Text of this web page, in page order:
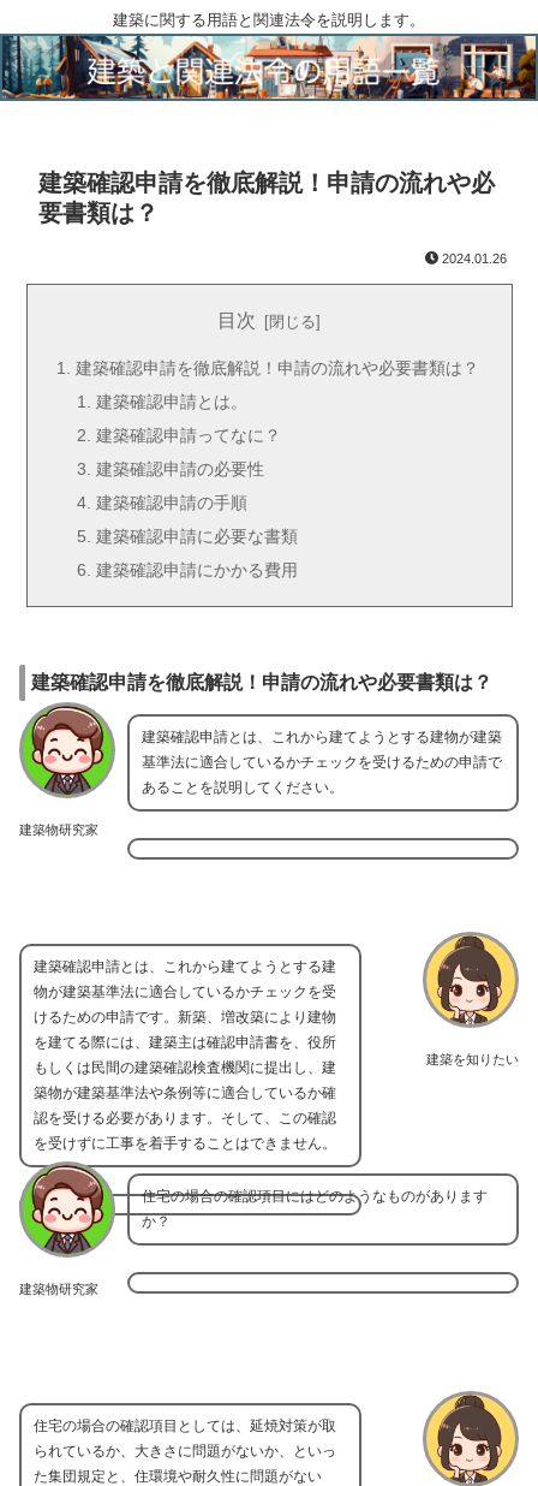
建築に関する用語と関連法令を説明します。
建築確認申請を徹底解説！申請の流れや必
要書類は？
2024.01.26
目次
建築確認申請を徹底解説！申請の流れや必要書類は？
建築確認申請とは。
建築確認申請ってなに？
建築確認申請の必要性
建築確認申請の手順
建築確認申請に必要な書類
建築確認申請にかかる費用
建築確認申請を徹底解説！申請の流れや必要書類は？
建築物研究家
建築確認申請とは、これから建てようとする建物が建築
基準法に適合しているかチェックを受けるための申請で
あることを説明してください。
建築を知りたい
建築確認申請とは、これから建てようとする建
物が建築基準法に適合しているかチェックを受
けるための申請です。新築、増改築により建物
を建てる際には、建築主は確認申請書を、役所
もしくは民間の建築確認検査機関に提出し、建
築物が建築基準法や条例等に適合しているか確
認を受ける必要があります。そして、この確認
を受けずに工事を着手することはできません。
建築物研究家
住宅の場合の確認項目にはどのようなものがあります
か？
住宅の場合の確認項目としては、延焼対策が取
られているか、大きさに問題がないか、といっ
た集団規定と、住環境や耐久性に問題がない